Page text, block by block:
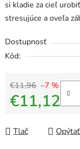
si kladie za cieľ
stresujúce a oveľa
Dostupnosť
Kód:
€11,96 –7 %
€11,12
Tlač